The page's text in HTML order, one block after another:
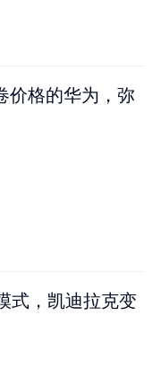
价格的华为，弥
式，凯迪拉克变